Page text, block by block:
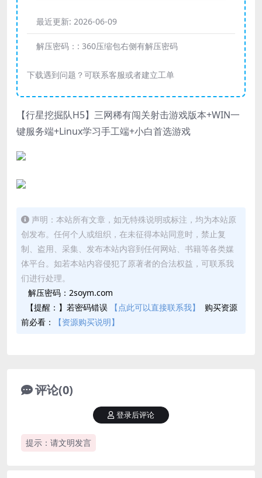
最近更新: 2026-06-09
解压密码：: 360压缩包右侧有解压密码
下载遇到问题？可联系客服或者建立工单
【行星挖掘队H5】三网稀有闯关射击游戏版本+WIN一
键服务端+Linux学习手工端+小白首选游戏
声明：本站所有文章，如无特殊说明或标注，均为本站原
创发布。任何个人或组织，在未征得本站同意时，禁止复
制、盗用、采集、发布本站内容到任何网站、书籍等各类媒
体平台。如若本站内容侵犯了原著者的合法权益，可联系我
们进行处理。
解压密码：2soym.com
【提醒：】若密码错误
【点此可以直接联系我】
购买资源
前必看：
【资源购买说明】
评论(0)
提示：请文明发言
登录后评论